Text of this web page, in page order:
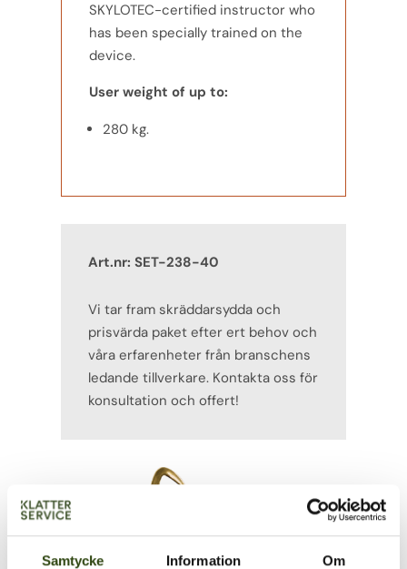
Samtycke Information Om
SKYLOTEC-certified instructor who
has been specially trained on the
device.
User weight of up to:
280 kg.
Art.nr: SET-238-40
Vi tar fram skräddarsydda och
prisvärda paket efter ert behov och
våra erfarenheter från branschens
ledande tillverkare. Kontakta oss för
konsultation och offert!